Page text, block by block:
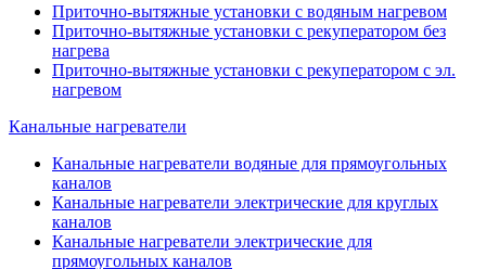
Приточно-вытяжные установки с водяным нагревом
Приточно-вытяжные установки с рекуператором без
нагрева
Приточно-вытяжные установки с рекуператором с эл.
нагревом
Канальные нагреватели
Канальные нагреватели водяные для прямоугольных
каналов
Канальные нагреватели электрические для круглых
каналов
Канальные нагреватели электрические для
прямоугольных каналов